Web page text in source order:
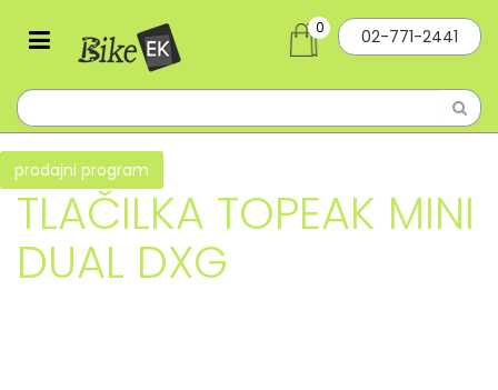
02-771-2441
0
prodajni program
TLAČILKA TOPEAK MINI
DUAL DXG